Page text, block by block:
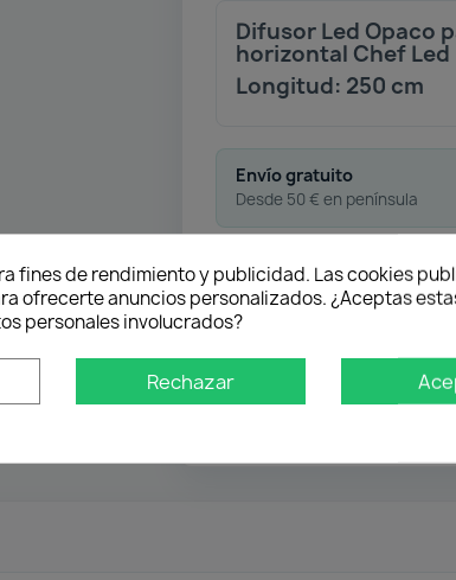
Difusor Led Opaco
horizontal Chef Led
Longitud: 250 cm
Envío gratuito
Desde 50 € en península
Pago flexible
Te ayudamos con cualquier
fines de rendimiento y publicidad. Las cookies
ofrecerte anuncios personalizados. ¿Aceptas
personales involucrados?
Rechazar